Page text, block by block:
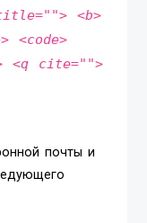
<b>
<code>
<q cite="">
почты и